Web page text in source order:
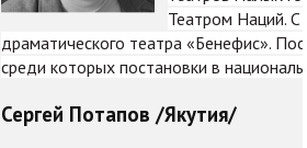
Театром Наций. С
драматического театра «Бенефис».
среди которых постановки в
Сергей Потапов /Якутия/